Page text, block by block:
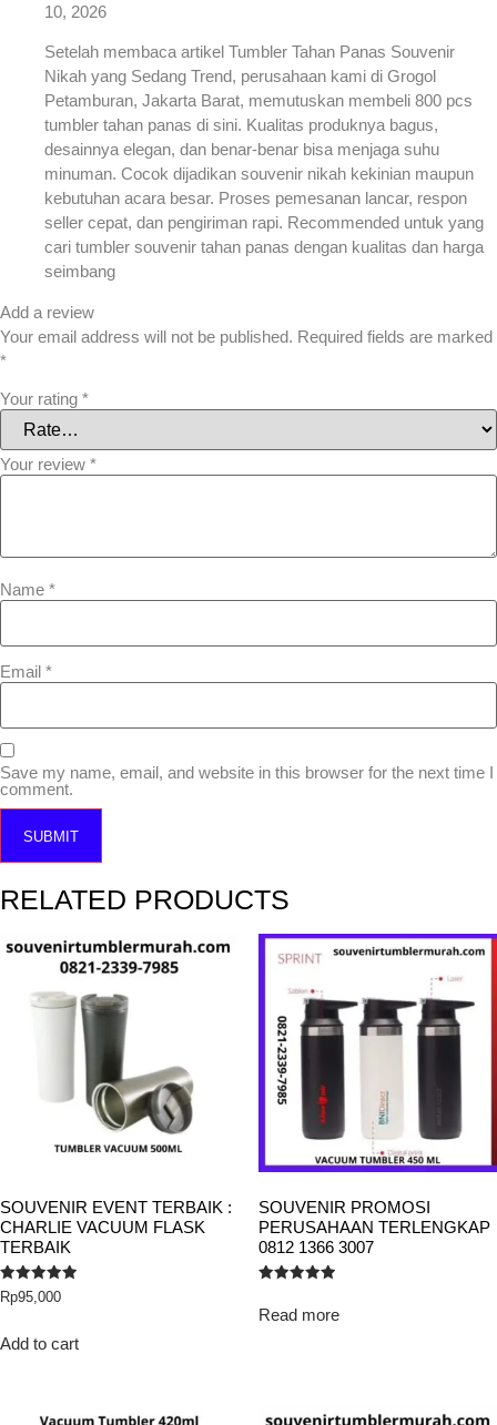
10, 2026
Setelah membaca artikel Tumbler Tahan Panas Souvenir
Nikah yang Sedang Trend, perusahaan kami di Grogol
Petamburan, Jakarta Barat, memutuskan membeli 800 pcs
tumbler tahan panas di sini. Kualitas produknya bagus,
desainnya elegan, dan benar-benar bisa menjaga suhu
minuman. Cocok dijadikan souvenir nikah kekinian maupun
kebutuhan acara besar. Proses pemesanan lancar, respon
seller cepat, dan pengiriman rapi. Recommended untuk yang
cari tumbler souvenir tahan panas dengan kualitas dan harga
seimbang
Add a review
Your email address will not be published. Required fields are marked
*
Your rating *
Your review *
Name *
Email *
Save my name, email, and website in this browser for the next time I
comment.
RELATED PRODUCTS
SOUVENIR EVENT TERBAIK :
CHARLIE VACUUM FLASK
TERBAIK
Rated
5.00
Rp95,000
Add to cart
SOUVENIR PROMOSI
PERUSAHAAN TERLENGKAP
0812 1366 3007
5.00
out of 5
Read more